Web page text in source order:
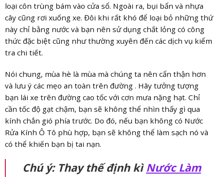
loại côn trùng bám vào cửa sổ. Ngoài ra, bụi bẩn và nhựa
cây cũng rơi xuống xe. Đôi khi rất khó để loại bỏ những thứ
này chỉ bằng nước và bạn nên sử dụng chất lỏng có công
thức đặc biệt cũng như thường xuyên đến các dịch vụ kiểm
tra chi tiết.
Nói chung, mùa hè là mùa mà chúng ta nên cẩn thận hơn
và lưu ý các mẹo an toàn trên đường . Hãy tưởng tượng
bạn lái xe trên đường cao tốc với cơn mưa nặng hạt. Chỉ
cần tốc độ gạt chậm, bạn sẽ không thể nhìn thấy gì qua
kính chắn gió phía trước. Do đó, nếu bạn không có Nước
Rửa Kính Ô Tô phù hợp, bạn sẽ không thể làm sạch nó và
có thể khiến bạn bị tai nạn.
Chú ý: Thay thế định kì Nước Làm